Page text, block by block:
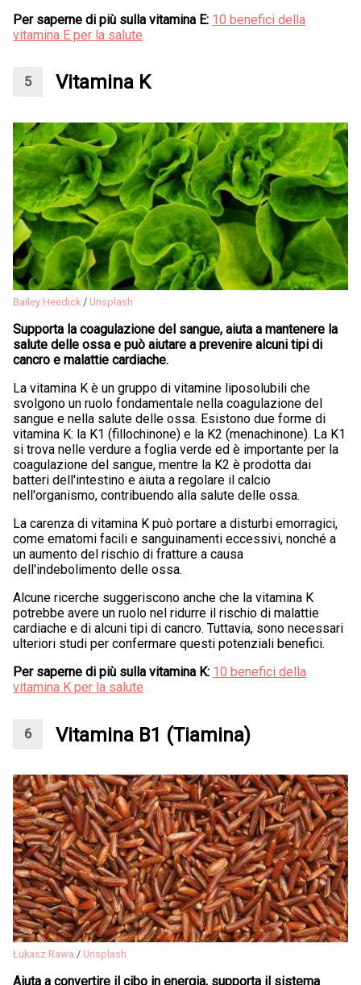
Per saperne di più sulla vitamina E: 10 benefici della
vitamina E per la salute
Vitamina K
Bailey Heedick / Unsplash
Supporta la coagulazione del sangue, aiuta a mantenere la
salute delle ossa e può aiutare a prevenire alcuni tipi di
cancro e malattie cardiache.
La vitamina K è un gruppo di vitamine liposolubili che
svolgono un ruolo fondamentale nella coagulazione del
sangue e nella salute delle ossa. Esistono due forme di
vitamina K: la K1 (fillochinone) e la K2 (menachinone). La K1
si trova nelle verdure a foglia verde ed è importante per la
coagulazione del sangue, mentre la K2 è prodotta dai
batteri dell'intestino e aiuta a regolare il calcio
nell'organismo, contribuendo alla salute delle ossa.
La carenza di vitamina K può portare a disturbi emorragici,
come ematomi facili e sanguinamenti eccessivi, nonché a
un aumento del rischio di fratture a causa
dell'indebolimento delle ossa.
Alcune ricerche suggeriscono anche che la vitamina K
potrebbe avere un ruolo nel ridurre il rischio di malattie
cardiache e di alcuni tipi di cancro. Tuttavia, sono necessari
ulteriori studi per confermare questi potenziali benefici.
Per saperne di più sulla vitamina K: 10 benefici della
vitamina K per la salute
Vitamina B1 (Tiamina)
Łukasz Rawa / Unsplash
Aiuta a convertire il cibo in energia, supporta il sistema